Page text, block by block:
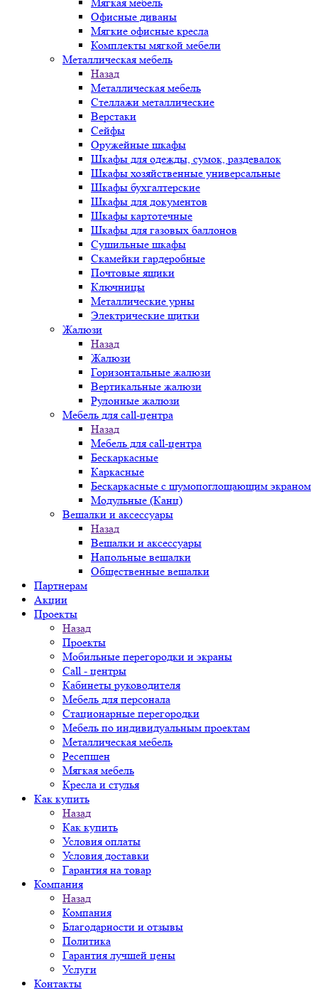
Офисные диваны
Мягкие офисные кресла
Комплекты мягкой мебели
Металлическая мебель
Назад
Металлическая мебель
Стеллажи металлические
Верстаки
Сейфы
Оружейные шкафы
Шкафы для одежды, сумок, раздевалок
Шкафы хозяйственные универсальные
Шкафы бухгалтерские
Шкафы для документов
Шкафы картотечные
Шкафы для газовых баллонов
Сушильные шкафы
Скамейки гардеробные
Почтовые ящики
Ключницы
Металлические урны
Электрические щитки
Жалюзи
Назад
Жалюзи
Горизонтальные жалюзи
Вертикальные жалюзи
Рулонные жалюзи
Мебель для call-центра
Назад
Мебель для call-центра
Бескаркасные
Каркасные
Бескаркасные с шумопоглощающим экраном
Модульные (Канц)
Вешалки и аксессуары
Назад
Вешалки и аксессуары
Напольные вешалки
Общественные вешалки
Партнерам
Акции
Проекты
Назад
Проекты
Мобильные перегородки и экраны
Call - центры
Кабинеты руководителя
Мебель для персонала
Стационарные перегородки
Мебель по индивидуальным проектам
Металлическая мебель
Ресепшен
Мягкая мебель
Кресла и стулья
Как купить
Назад
Как купить
Условия оплаты
Условия доставки
Гарантия на товар
Компания
Назад
Компания
Благодарности и отзывы
Политика
Гарантия лучшей цены
Услуги
Контакты